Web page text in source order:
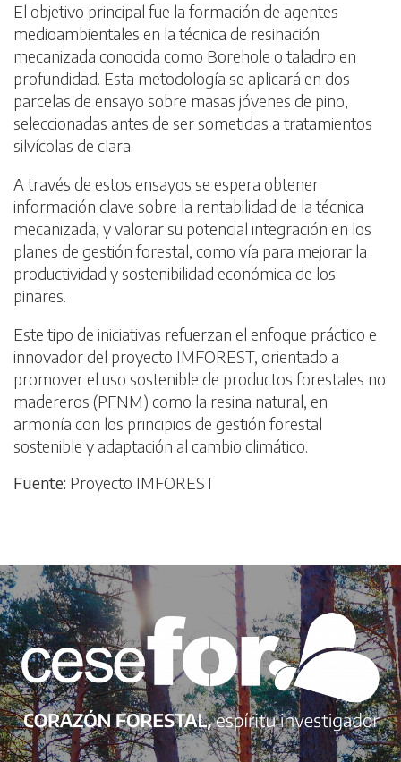
El objetivo principal fue la formación de agentes
medioambientales en la técnica de resinación
mecanizada conocida como Borehole o taladro en
profundidad. Esta metodología se aplicará en dos
parcelas de ensayo sobre masas jóvenes de pino,
seleccionadas antes de ser sometidas a tratamientos
silvícolas de clara.
A través de estos ensayos se espera obtener
información clave sobre la rentabilidad de la técnica
mecanizada, y valorar su potencial integración en los
planes de gestión forestal, como vía para mejorar la
productividad y sostenibilidad económica de los
pinares.
Este tipo de iniciativas refuerzan el enfoque práctico e
innovador del proyecto IMFOREST, orientado a
promover el uso sostenible de productos forestales no
madereros (PFNM) como la resina natural, en
armonía con los principios de gestión forestal
sostenible y adaptación al cambio climático.
Fuente: Proyecto IMFOREST